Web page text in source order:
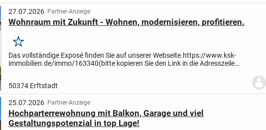
27.07.2026 Partner-Anzeige
Wohnraum mit Zukunft - Wohnen, modernisieren, profitieren.
Merken
Das vollständige Exposé finden Sie auf unserer Webseite.https://www.ksk-
immobilien.de/immo/163340(bitte kopieren Sie den Link in die Adresszeile
50374 Erftstadt
25.07.2026 Partner-Anzeige
Hochparterrewohnung mit Balkon, Garage und viel
Gestaltungspotenzial in top Lage!